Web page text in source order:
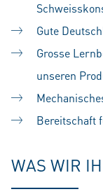
Gute
Grosse
unseren
Bereitschaft
WAS WIR